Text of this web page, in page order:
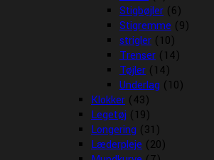
Stigbøjler (6)
Stigremme (9)
strigler (10)
Trenser (14)
Tøjler (14)
Underlag (10)
Klokker (43)
Legetøj (19)
Longering (31)
Læderpleje (20)